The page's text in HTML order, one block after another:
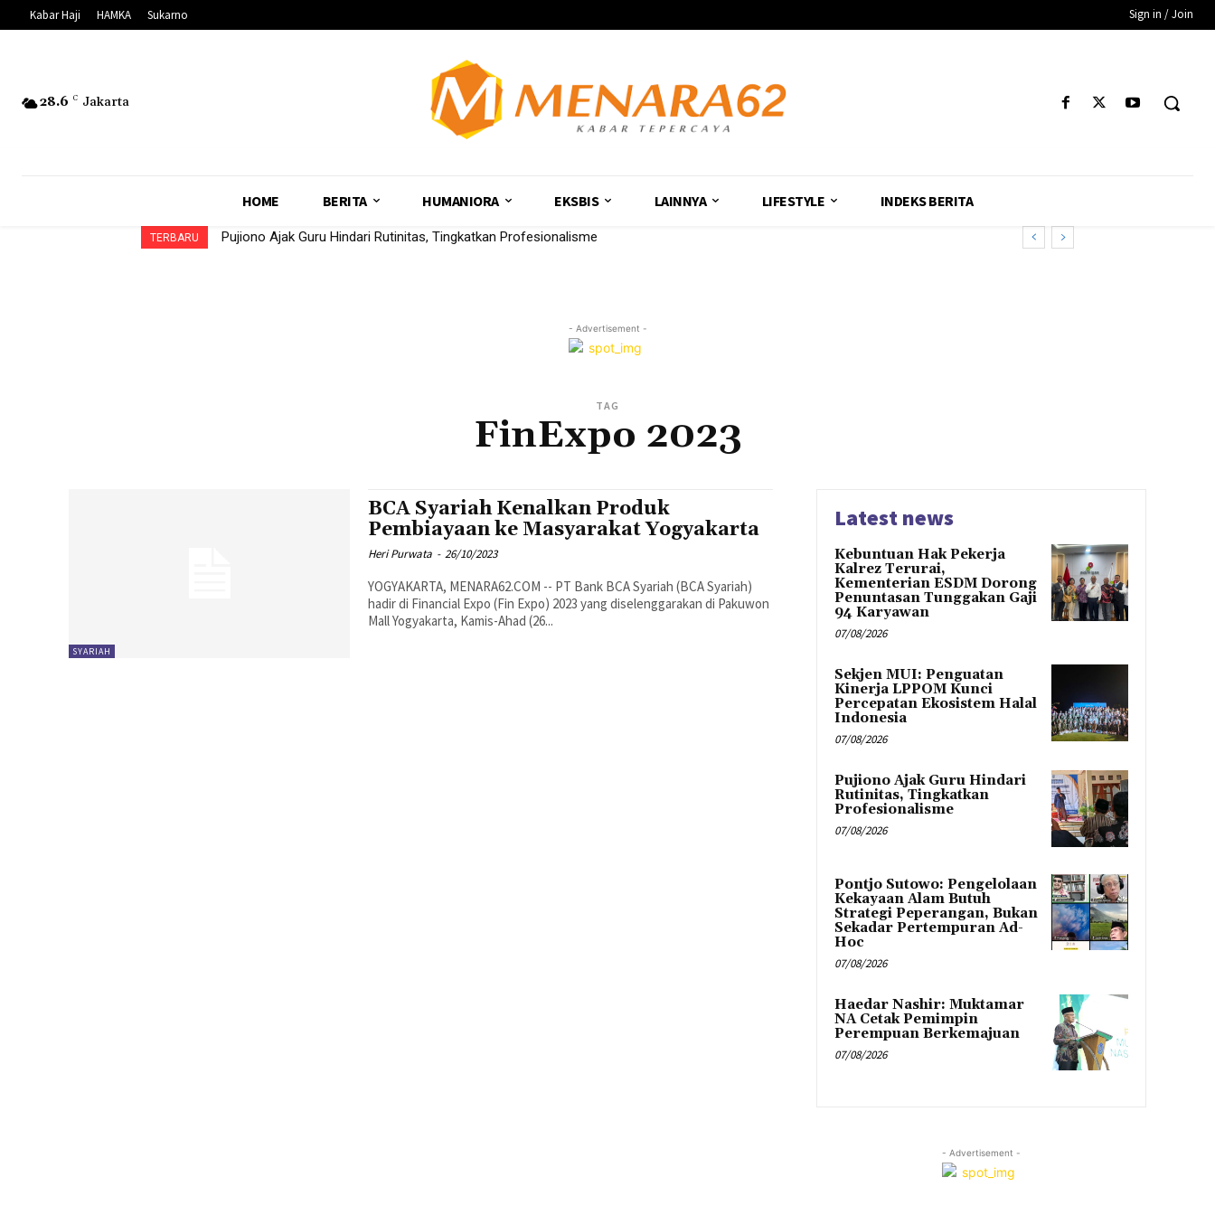
Kabar Haji HAMKA Sukarno Sign in / Join
28.6 C Jakarta
HOME BERITA HUMANIORA EKSBIS LAINNYA LIFESTYLE INDEKS BERITA
TERBARU Pujiono Ajak Guru Hindari Rutinitas, Tingkatkan Profesionalisme
- Advertisement -
TAG
FinExpo 2023
SYARIAH
BCA Syariah Kenalkan Produk
Pembiayaan ke Masyarakat Yogyakarta
Heri Purwata - 26/10/2023
YOGYAKARTA, MENARA62.COM -- PT Bank BCA Syariah (BCA Syariah)
hadir di Financial Expo (Fin Expo) 2023 yang diselenggarakan di Pakuwon
Mall Yogyakarta, Kamis-Ahad (26...
Latest news
Kebuntuan Hak Pekerja
Kalrez Terurai,
Kementerian ESDM Dorong
Penuntasan Tunggakan Gaji
94 Karyawan
07/08/2026
Sekjen MUI: Penguatan
Kinerja LPPOM Kunci
Percepatan Ekosistem Halal
Indonesia
07/08/2026
Pujiono Ajak Guru Hindari
Rutinitas, Tingkatkan
Profesionalisme
07/08/2026
Pontjo Sutowo: Pengelolaan
Kekayaan Alam Butuh
Strategi Peperangan, Bukan
Sekadar Pertempuran Ad-
Hoc
07/08/2026
Haedar Nashir: Muktamar
NA Cetak Pemimpin
Perempuan Berkemajuan
07/08/2026
- Advertisement -